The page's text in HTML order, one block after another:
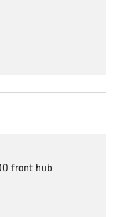
front hub